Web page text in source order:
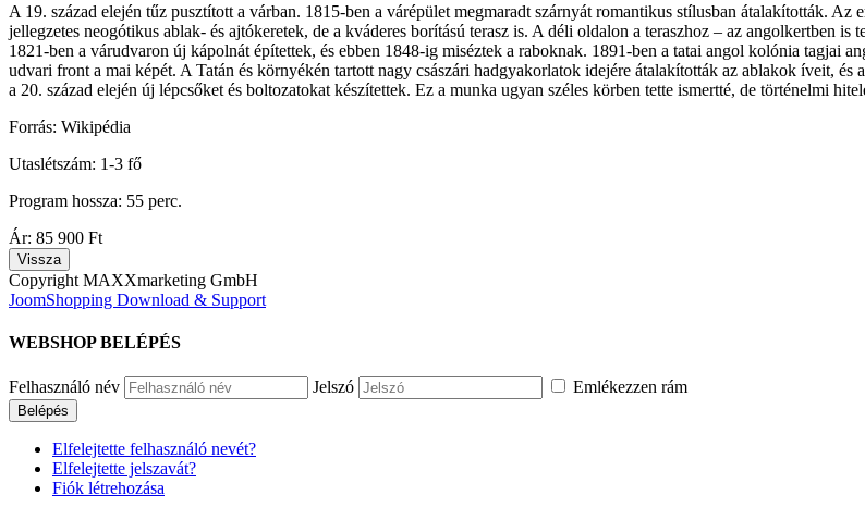
A 19. század elején tűz pusztított a várban. 1815-ben a várépület megmaradt szárnyát romantikus stílusban átalakították.
jellegzetes neogótikus ablak- és ajtókeretek, de a kváderes borítású terasz is. A déli oldalon a teraszhoz – az angolkertben
1821-ben a várudvaron új kápolnát építettek, és ebben 1848-ig miséztek a raboknak. 1891-ben a tatai angol kolónia tagjai
udvari front a mai képét. A Tatán és környékén tartott nagy császári hadgyakorlatok idejére átalakították az ablakok íveit,
a 20. század elején új lépcsőket és boltozatokat készítettek. Ez a munka ugyan széles körben tette ismertté, de történelmi
Forrás: Wikipédia
Utaslétszám: 1-3 fő
Program hossza: 55 perc.
Ár: 85 900 Ft
Copyright MAXXmarketing GmbH
JoomShopping Download & Support
WEBSHOP BELÉPÉS
Felhasználó név Jelszó Emlékezzen rám
Belépés
Elfelejtette felhasználó nevét?
Elfelejtette jelszavát?
Fiók létrehozása